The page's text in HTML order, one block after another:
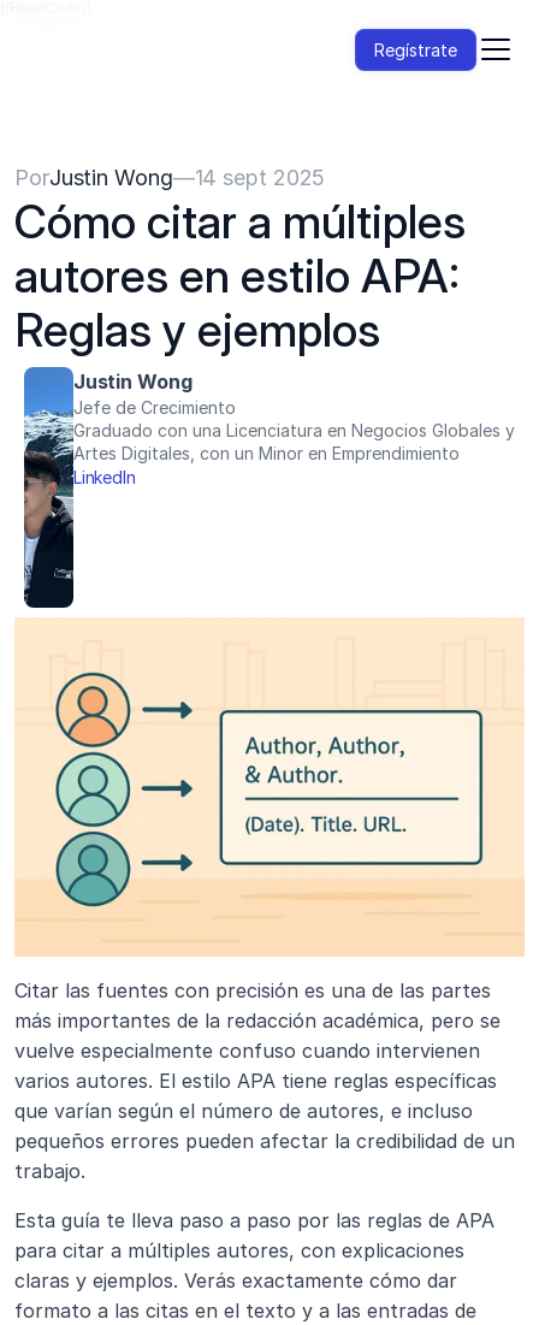
Regístrate
PorJustin Wong—14 sept 2025
Cómo citar a múltiples
autores en estilo APA:
Reglas y ejemplos
Justin Wong
Jefe de Crecimiento
Graduado con una Licenciatura en Negocios Globales y
Artes Digitales, con un Minor en Emprendimiento
LinkedIn
Citar las fuentes con precisión es una de las partes
más importantes de la redacción académica, pero se
vuelve especialmente confuso cuando intervienen
varios autores. El estilo APA tiene reglas específicas
que varían según el número de autores, e incluso
pequeños errores pueden afectar la credibilidad de un
trabajo.
Esta guía te lleva paso a paso por las reglas de APA
para citar a múltiples autores, con explicaciones
claras y ejemplos. Verás exactamente cómo dar
formato a las citas en el texto y a las entradas de